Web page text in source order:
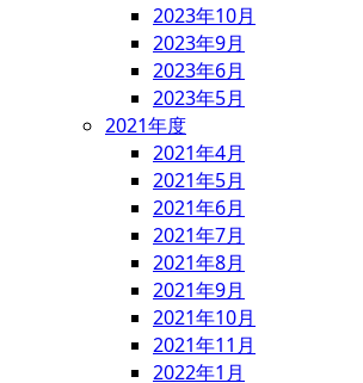
2023年10月
2023年9月
2023年6月
2023年5月
2021年度
2021年4月
2021年5月
2021年6月
2021年7月
2021年8月
2021年9月
2021年10月
2021年11月
2022年1月